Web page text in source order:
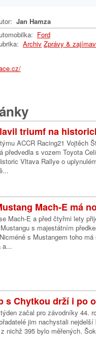
Jan Hamza
Ford
Archiv Zprávy &
triumf na
ACCR Racing21 Vojtěch
předvedla s vozem Toyota
Vltava Rallye o
Mach-E má
Mach-E a před čtyřmi lety
s majestátním
s Mustangem toho
a...
s Chytkou drží i po
začal pro závodníky 44.
jim nachystali
nichž 395 bylo měřených.